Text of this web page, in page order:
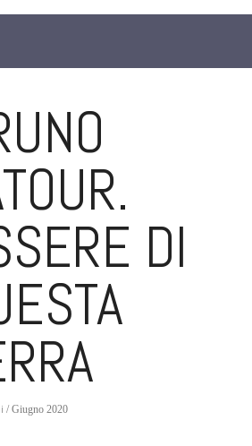
DI
/ Giugno 2020